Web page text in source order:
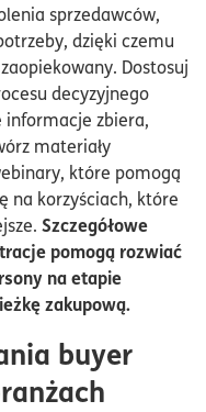
sprzedawców,
dzięki czemu
Dostosuj
decyzyjnego
informacje zbiera,
materiały
które pomogą
na korzyściach, które
Szczegółowe
pomogą rozwiać
na etapie
zakupową.
buyer